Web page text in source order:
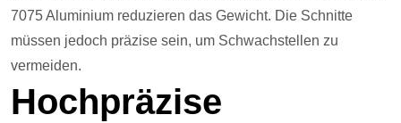
7075 Aluminium reduzieren das Gewicht. Die Schnitte
müssen jedoch präzise sein, um Schwachstellen zu
vermeiden.
Hochpräzise